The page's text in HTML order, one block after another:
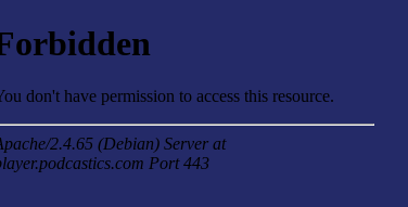
de même secteur professionnel et métier est une des
clés de réussite de cette intervention. »
Magali